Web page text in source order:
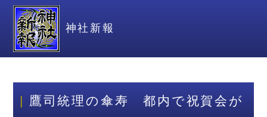
神社新報
鷹司統理の傘寿 都内で祝賀会が